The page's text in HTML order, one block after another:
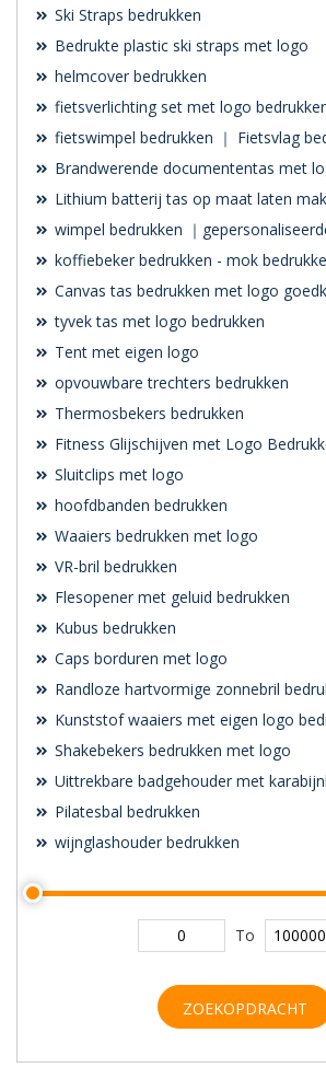
Ski Straps bedrukken
Bedrukte plastic ski straps met logo
helmcover bedrukken
fietsverlichting set met logo
fietswimpel bedrukken ｜ Fietsvlag
Brandwerende documententas met
Lithium batterij tas op maat laten
wimpel bedrukken ｜
koffiebeker bedrukken - mok
Canvas tas bedrukken met logo
tyvek tas met logo bedrukken
Tent met eigen logo
opvouwbare trechters bedrukken
Thermosbekers bedrukken
Fitness Glijschijven met Logo
Sluitclips met logo
hoofdbanden bedrukken
Waaiers bedrukken met logo
VR-bril bedrukken
Flesopener met geluid bedrukken
Kubus bedrukken
Caps borduren met logo
Randloze hartvormige zonnebril
Kunststof waaiers met eigen logo
Shakebekers bedrukken met logo
Uittrekbare badgehouder met
Pilatesbal bedrukken
wijnglashouder bedrukken
To
ZOEKOPDRACHT